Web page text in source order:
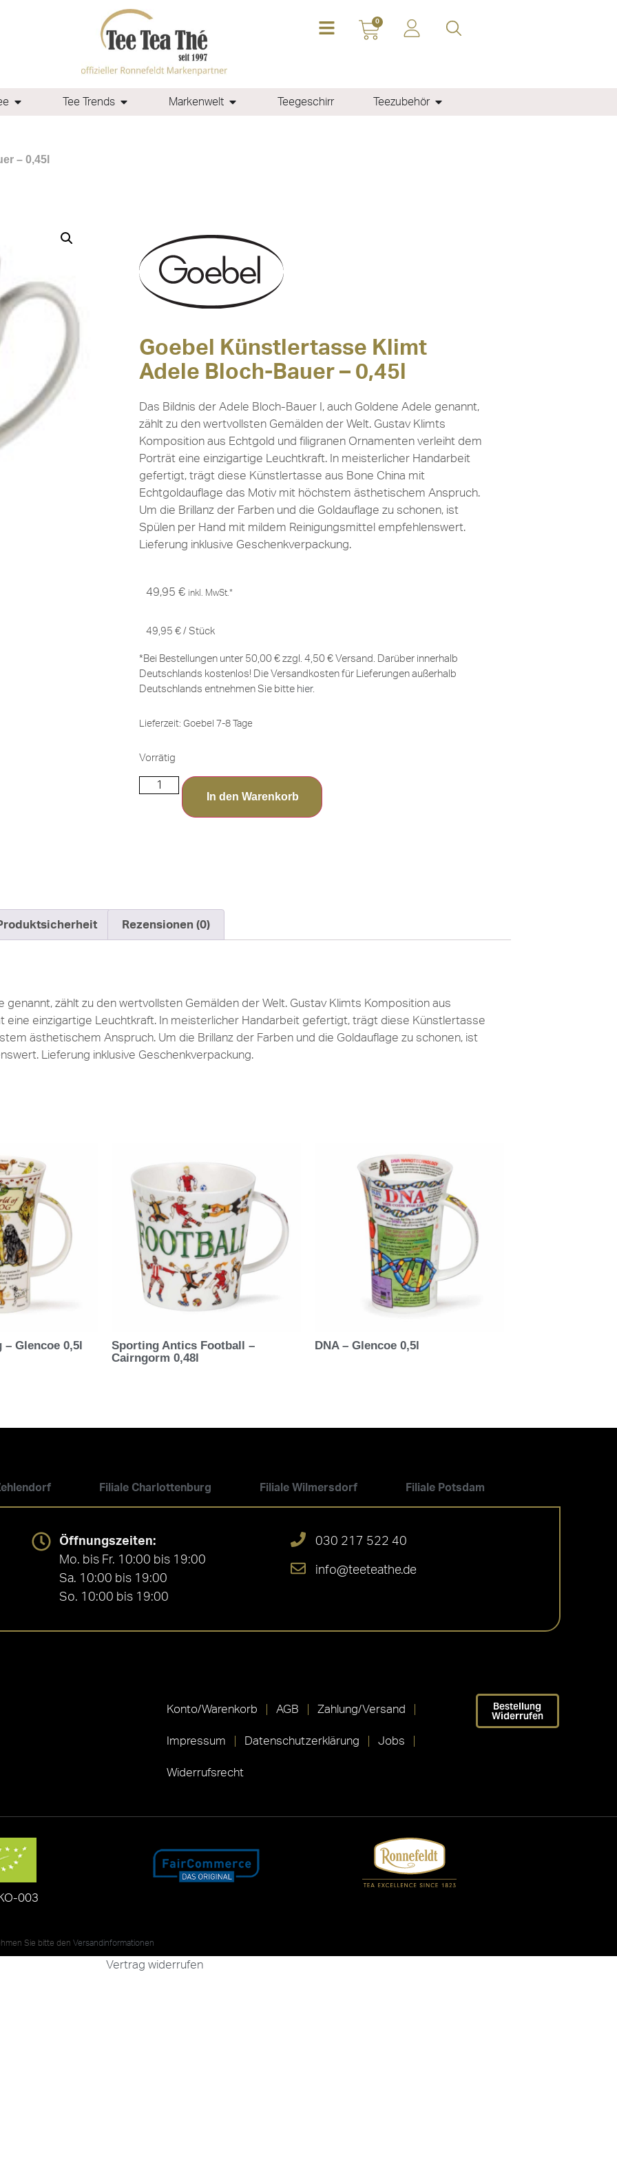
0
Tee Trends Markenwelt Teegeschirr Teezubehör
– 0,45l
Goebel Künstlertasse Klimt
Adele Bloch-Bauer – 0,45l
Das Bildnis der Adele Bloch-Bauer I, auch Goldene Adele genannt,
zählt zu den wertvollsten Gemälden der Welt. Gustav Klimts
Komposition aus Echtgold und filigranen Ornamenten verleiht dem
Porträt eine einzigartige Leuchtkraft. In meisterlicher Handarbeit
gefertigt, trägt diese Künstlertasse aus Bone China mit
Echtgoldauflage das Motiv mit höchstem ästhetischem Anspruch.
Um die Brillanz der Farben und die Goldauflage zu schonen, ist
Spülen per Hand mit mildem Reinigungsmittel empfehlenswert.
Lieferung inklusive Geschenkverpackung.
49,95 € inkl. MwSt.*
49,95 € / Stück
*Bei Bestellungen unter 50,00 € zzgl. 4,50 € Versand. Darüber innerhalb
Deutschlands kostenlos! Die Versandkosten für Lieferungen außerhalb
Deutschlands entnehmen Sie bitte hier.
Lieferzeit: Goebel 7-8 Tage
Vorrätig
In den Warenkorb
Rezensionen (0)
genannt, zählt zu den wertvollsten Gemälden der Welt. Gustav Klimts Komposition aus
eine einzigartige Leuchtkraft. In meisterlicher Handarbeit gefertigt, trägt diese Künstlertasse
ästhetischem Anspruch. Um die Brillanz der Farben und die Goldauflage zu schonen, ist
Lieferung inklusive Geschenkverpackung.
Glencoe 0,5l
Sporting Antics Football –
Cairngorm 0,48l
DNA – Glencoe 0,5l
Filiale Charlottenburg Filiale Wilmersdorf Filiale Potsdam
Öffnungszeiten:
Mo. bis Fr. 10:00 bis 19:00
Sa. 10:00 bis 19:00
So. 10:00 bis 19:00
030 217 522 40
info@teeteathe.de
Konto/Warenkorb AGB Zahlung/Versand
Impressum Datenschutzerklärung Jobs
Widerrufsrecht
Bestellung
Widerrufen
003
Sie bitte den Versandinformationen
Vertrag widerrufen